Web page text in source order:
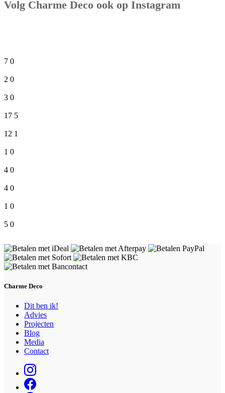
Volg Charme Deco ook op Instagram
7 0
2 0
3 0
17 5
12 1
1 0
4 0
4 0
1 0
5 0
Charme Deco
Dit ben ik!
Advies
Projecten
Blog
Media
Contact